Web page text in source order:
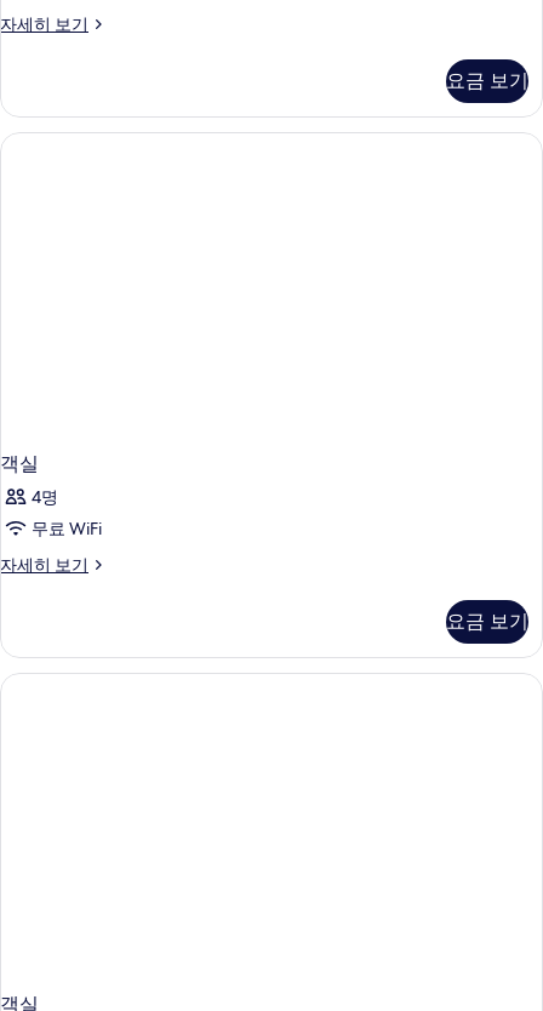
모
보
기
자세히 보기
더
연
자
세
요금 보기
객실
4명
무료 WiFi
자세히 보기
객
히
보
기
요금 보기
객실